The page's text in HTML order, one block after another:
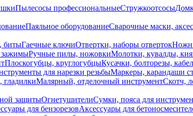
Пылесосы профессиональныеСтружкоотсосы
Паяльное оборудованиеСварочные маски,
битыГаечные ключиОтвертки, наборы отверток
зажимыРучные пилы, ножовкиМолотки, кувалды,
Плоскогубцы, круглогубцыКусачки, болторезы,
для нарезки резьбыМаркеры, карандаши
Малярный, отделочный инструментСкотч,
защитыОгнетушителиСумки, пояса для
для бензорезовАксессуары для